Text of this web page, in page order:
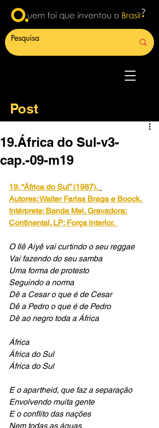
Post
19.África do Sul-v3-
cap.-09-m19
19. “África do Sul” (1987).
Autores: Walter Farias Braga e Boock.
Intérprete: Banda Mel. Gravadora:
Continental. LP: Força interior.
O Ilê Aiyê vai curtindo o seu reggae
Vai fazendo do seu samba
Uma forma de protesto
Seguindo a norma
Dê a Cesar o que é de Cesar
Dê a Pedro o que é de Pedro
Dê ao negro toda a África
África
África do Sul
África do Sul
E o apartheid, que faz a separação
Envolvendo muita gente
E o conflito das nações
Nem todas as águas